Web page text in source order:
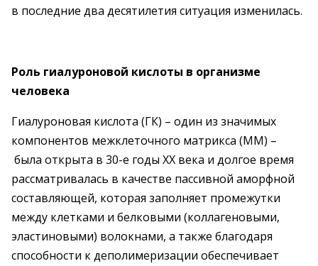
в последние два десятилетия ситуация изменилась.
Роль гиалуроновой кислоты в организме
человека
Гиалуроновая кислота (ГК) – один из значимых
компонентов межклеточного матрикса (ММ) –
была открыта в 30-е годы ХХ века и долгое время
рассматривалась в качестве пассивной аморфной
составляющей, которая заполняет промежутки
между клетками и белковыми (коллагеновыми,
эластиновыми) волокнами, а также благодаря
способности к деполимеризации обеспечивает